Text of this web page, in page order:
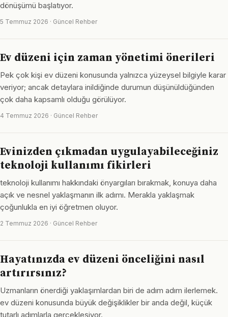
dönüşümü başlatıyor.
5 Temmuz 2026 · Güncel Rehber
Ev düzeni için zaman yönetimi önerileri
Pek çok kişi ev düzeni konusunda yalnızca yüzeysel bilgiyle karar
veriyor; ancak detaylara inildiğinde durumun düşünüldüğünden
çok daha kapsamlı olduğu görülüyor.
4 Temmuz 2026 · Güncel Rehber
Evinizden çıkmadan uygulayabileceğiniz
teknoloji kullanımı fikirleri
teknoloji kullanımı hakkındaki önyargıları bırakmak, konuya daha
açık ve nesnel yaklaşmanın ilk adımı. Merakla yaklaşmak
çoğunlukla en iyi öğretmen oluyor.
2 Temmuz 2026 · Güncel Rehber
Hayatınızda ev düzeni önceliğini nasıl
artırırsınız?
Uzmanların önerdiği yaklaşımlardan biri de adım adım ilerlemek.
ev düzeni konusunda büyük değişiklikler bir anda değil, küçük
tutarlı adımlarla gerçekleşiyor.